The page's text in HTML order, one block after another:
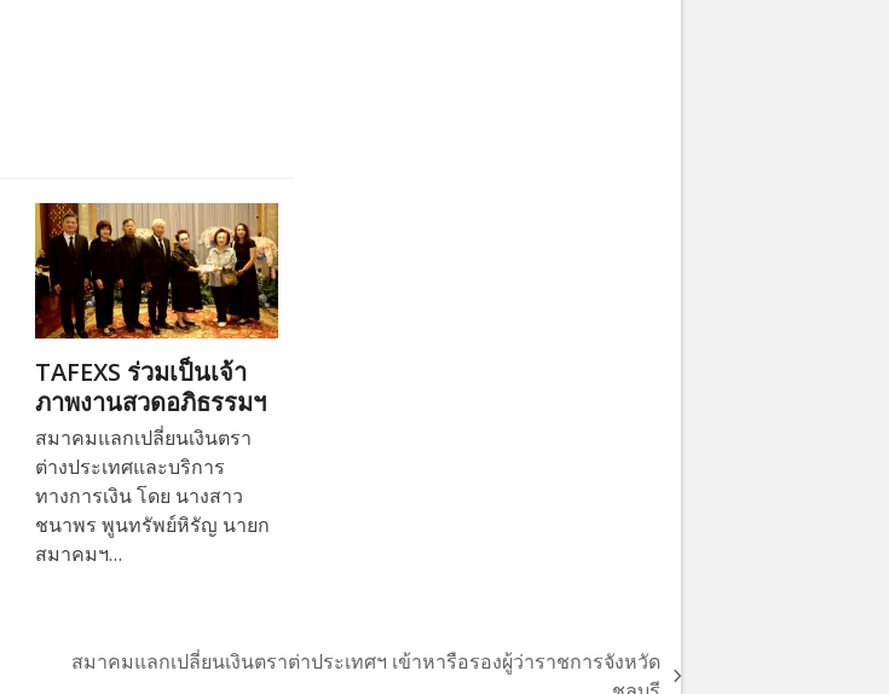
TAFEXS ร่วมเป็นเจ้า
ภาพงานสวดอภิธรรมฯ
สมาคมแลกเปลี่ยนเงินตรา
ต่างประเทศและบริการ
ทางการเงิน โดย นางสาว
ชนาพร พูนทรัพย์หิรัญ นายก
สมาคมฯ…
สมาคมแลกเปลี่ยนเงินตราต่าประเทศฯ เข้าหารือรองผู้ว่าราชการจังหวัด